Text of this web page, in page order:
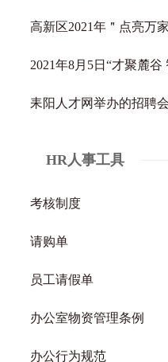
高新区2021年＂点亮万
2021年8月5日“才聚麓谷
耒阳人才网举办的招聘会
HR人事工具
考核制度
请购单
员工请假单
办公室物资管理条例
办公行为规范